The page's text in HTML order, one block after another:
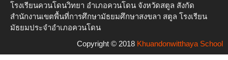
โรงเรียนควนโดนวิทยา อำเภอควนโดน จังหวัดสตูล สังกัด
สำนักงานเขตพื้นที่การศึกษามัธยมศึกษาสงขลา สตูล โรงเรียน
มัธยมประจำอำเภอควนโดน
Copyright © 2018 Khuandonwitthaya School